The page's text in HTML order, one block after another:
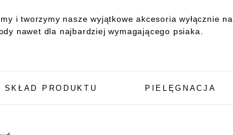
i tworzymy nasze wyjątkowe akcesoria wyłącznie na
nawet dla najbardziej wymagającego psiaka.
SKŁAD PRODUKTU PIELĘGNACJA